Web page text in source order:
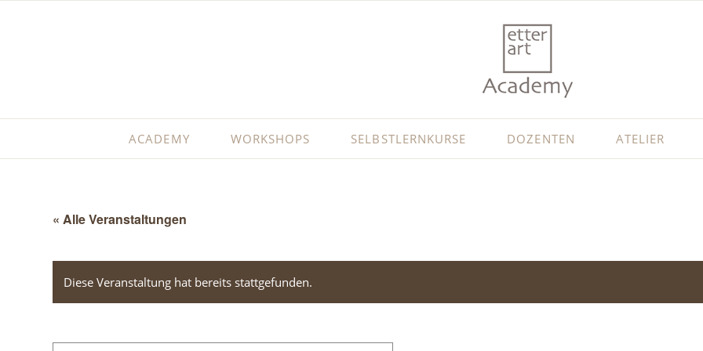
ACADEMY WORKSHOPS SELBSTLERNKURSE DOZENTEN ATELIER
« Alle Veranstaltungen
Diese Veranstaltung hat bereits stattgefunden.